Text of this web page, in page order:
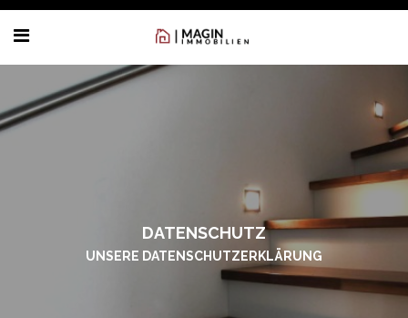
DATENSCHUTZ
UNSERE DATENSCHUTZERKLÄRUNG